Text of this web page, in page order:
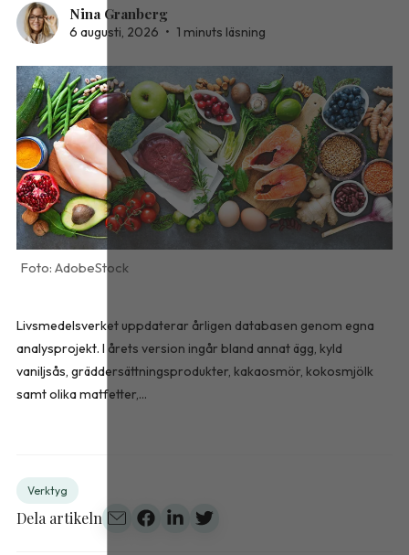
Nina Granberg
6 augusti, 2026 • 1 minuts läsning
AdobeStock
Livsmedelsverket uppdaterar årligen databasen genom egna
analysprojekt. I årets version ingår bland annat ägg, kyld
vaniljsås, gräddersättningsprodukter, kakaosmör, kokosmjölk
samt olika matfetter,...
Verktyg
Dela artikeln